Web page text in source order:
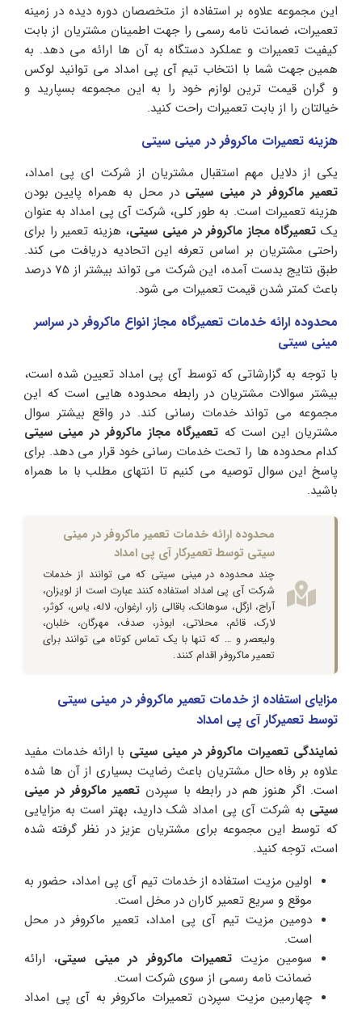
این مجموعه علاوه بر استفاده از متخصصان دوره دیده در زمینه
تعمیرات، ضمانت نامه رسمی را جهت اطمینان مشتریان از بابت
کیفیت تعمیرات و عملکرد دستگاه به آن ها ارائه می دهد. به
همین جهت شما با انتخاب تیم آی پی امداد می توانید لوکس
و گران قیمت ترین لوازم خود را به این مجموعه بسپارید و
خیالتان را از بابت تعمیرات راحت کنید.
هزینه تعمیرات ماکروفر در مینی سیتی
یکی از دلایل مهم استقبال مشتریان از شرکت ای پی امداد،
تعمیر ماکروفر در مینی سیتی در محل به همراه پایین بودن
هزینه تعمیرات است. به طور کلی، شرکت آی پی امداد به عنوان
یک تعمیرگاه مجاز ماکروفر در مینی سیتی، هزینه تعمیر را برای
راحتی مشتریان بر اساس تعرفه این اتحادیه دریافت می کند.
طبق نتایج بدست آمده، این شرکت می تواند بیشتر از 75 درصد
باعث کمتر شدن قیمت تعمیرات می شود.
محدوده ارائه خدمات تعمیرگاه مجاز انواع ماکروفر در سراسر
مینی سیتی
با توجه به گزارشاتی که توسط آی پی امداد تعیین شده است،
بیشتر سوالات مشتریان در رابطه محدوده هایی است که این
مجموعه می تواند خدمات رسانی کند. در واقع بیشتر سوال
مشتریان این است که تعمیرگاه مجاز ماکروفر در مینی سیتی
کدام محدوده ها را تحت خدمات رسانی خود قرار می دهد. برای
پاسخ این سوال توصیه می کنیم تا انتهای مطلب با ما همراه
باشید.
محدوده ارائه خدمات تعمیر ماکروفر در مینی
سیتی توسط تعمیرکار آی پی امداد
چند محدوده در مینی سیتی که می توانند از خدمات
شرکت آی پی امداد استفاده کنند عبارت است از لویزان،
آراج، ازگل، سوهانک، باقالی زار، ارغوان، لاله، یاس، کوثر،
لارک، قائم، محلاتی، ابوذر، صدف، مهرگان، خلبان،
ولیعصر و … که تنها با یک تماس کوتاه می توانند برای
تعمیر ماکروفر اقدام کنند.
مزایای استفاده از خدمات تعمیر ماکروفر در مینی سیتی
توسط تعمیرکار آی پی امداد
نمایندگی تعمیرات ماکروفر در مینی سیتی با ارائه خدمات مفید
علاوه بر رفاه حال مشتریان باعث رضایت بسیاری از آن ها شده
است. اگر هنوز هم در رابطه با سپردنتعمیر ماکروفر در مینی
سیتی به شرکت آی پی امداد شک دارید، بهتر است به مزایایی
که توسط این مجموعه برای مشتریان عزیز در نظر گرفته شده
است، توجه کنید‌.
اولین مزیت استفاده از خدمات تیم آی پی امداد، حضور به
موقع و سریع تعمیر کاران در مخل است.
دومین مزیت تیم آی پی امداد، تعمیر ماکروفر در محل
است.
سومین مزیت تعمیرات ماکروفر در مینی سیتی، ارائه
ضمانت نامه رسمی از سوی شرکت است.
چهارمین مزیت سپردن تعمیرات ماکروفر به آی پی امداد